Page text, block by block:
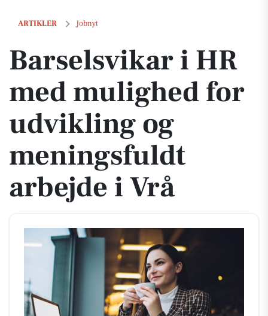
ARTIKLER Jobnyt
Barselsvikar i HR med mulighed for udvikling og meningsfuldt
Barselsvikar i HR
med mulighed for
udvikling og
meningsfuldt
arbejde i Vrå